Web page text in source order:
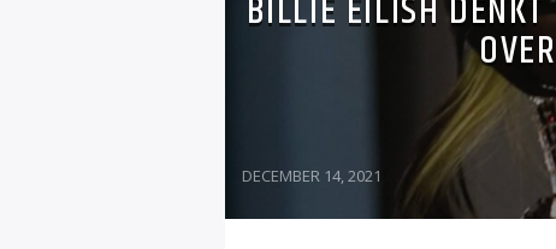
DECEMBER 14, 2021